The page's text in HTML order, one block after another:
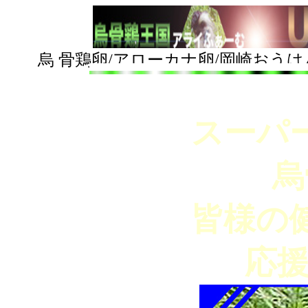
烏 骨鶏卵/アローカナ卵/岡崎おう
スーパ
皆様の
応